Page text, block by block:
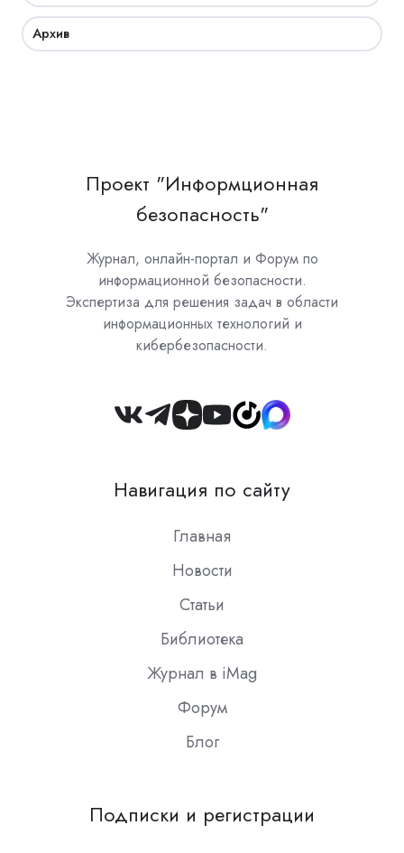
Архив
Проект "Информционная
безопасность"
Журнал, онлайн-портал и Форум по
информационной безопасности.
Экспертиза для решения задач в области
информационных технологий и
кибербезопасности.
Join
Slack
Навигация по сайту
Главная
Новости
Статьи
Библиотека
Журнал в iMag
Форум
Блог
Подписки и регистрации